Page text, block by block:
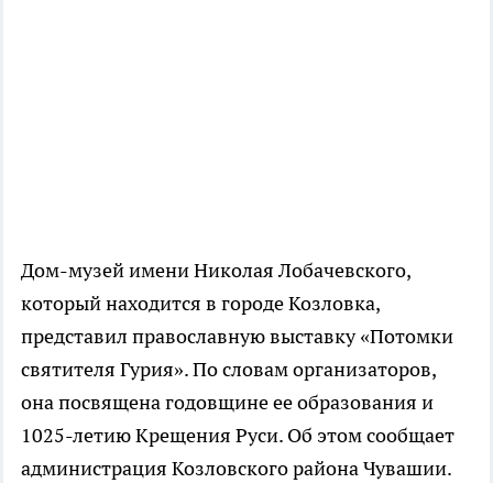
Дом-музей имени Николая Лобачевского,
который находится в городе Козловка,
представил православную выставку «Потомки
святителя Гурия». По словам организаторов,
она посвящена годовщине ее образования и
1025-летию Крещения Руси. Об этом сообщает
администрация Козловского района Чувашии.